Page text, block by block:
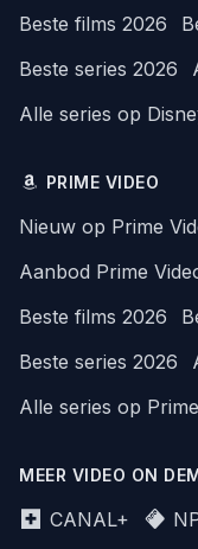
Beste films 2026
Beste series 2026
Alle series op
PRIME VIDEO
Nieuw op Prime
Aanbod Prime
Beste films 2026
Beste series 2026
Alle series op
MEER VIDEO ON
CANAL+